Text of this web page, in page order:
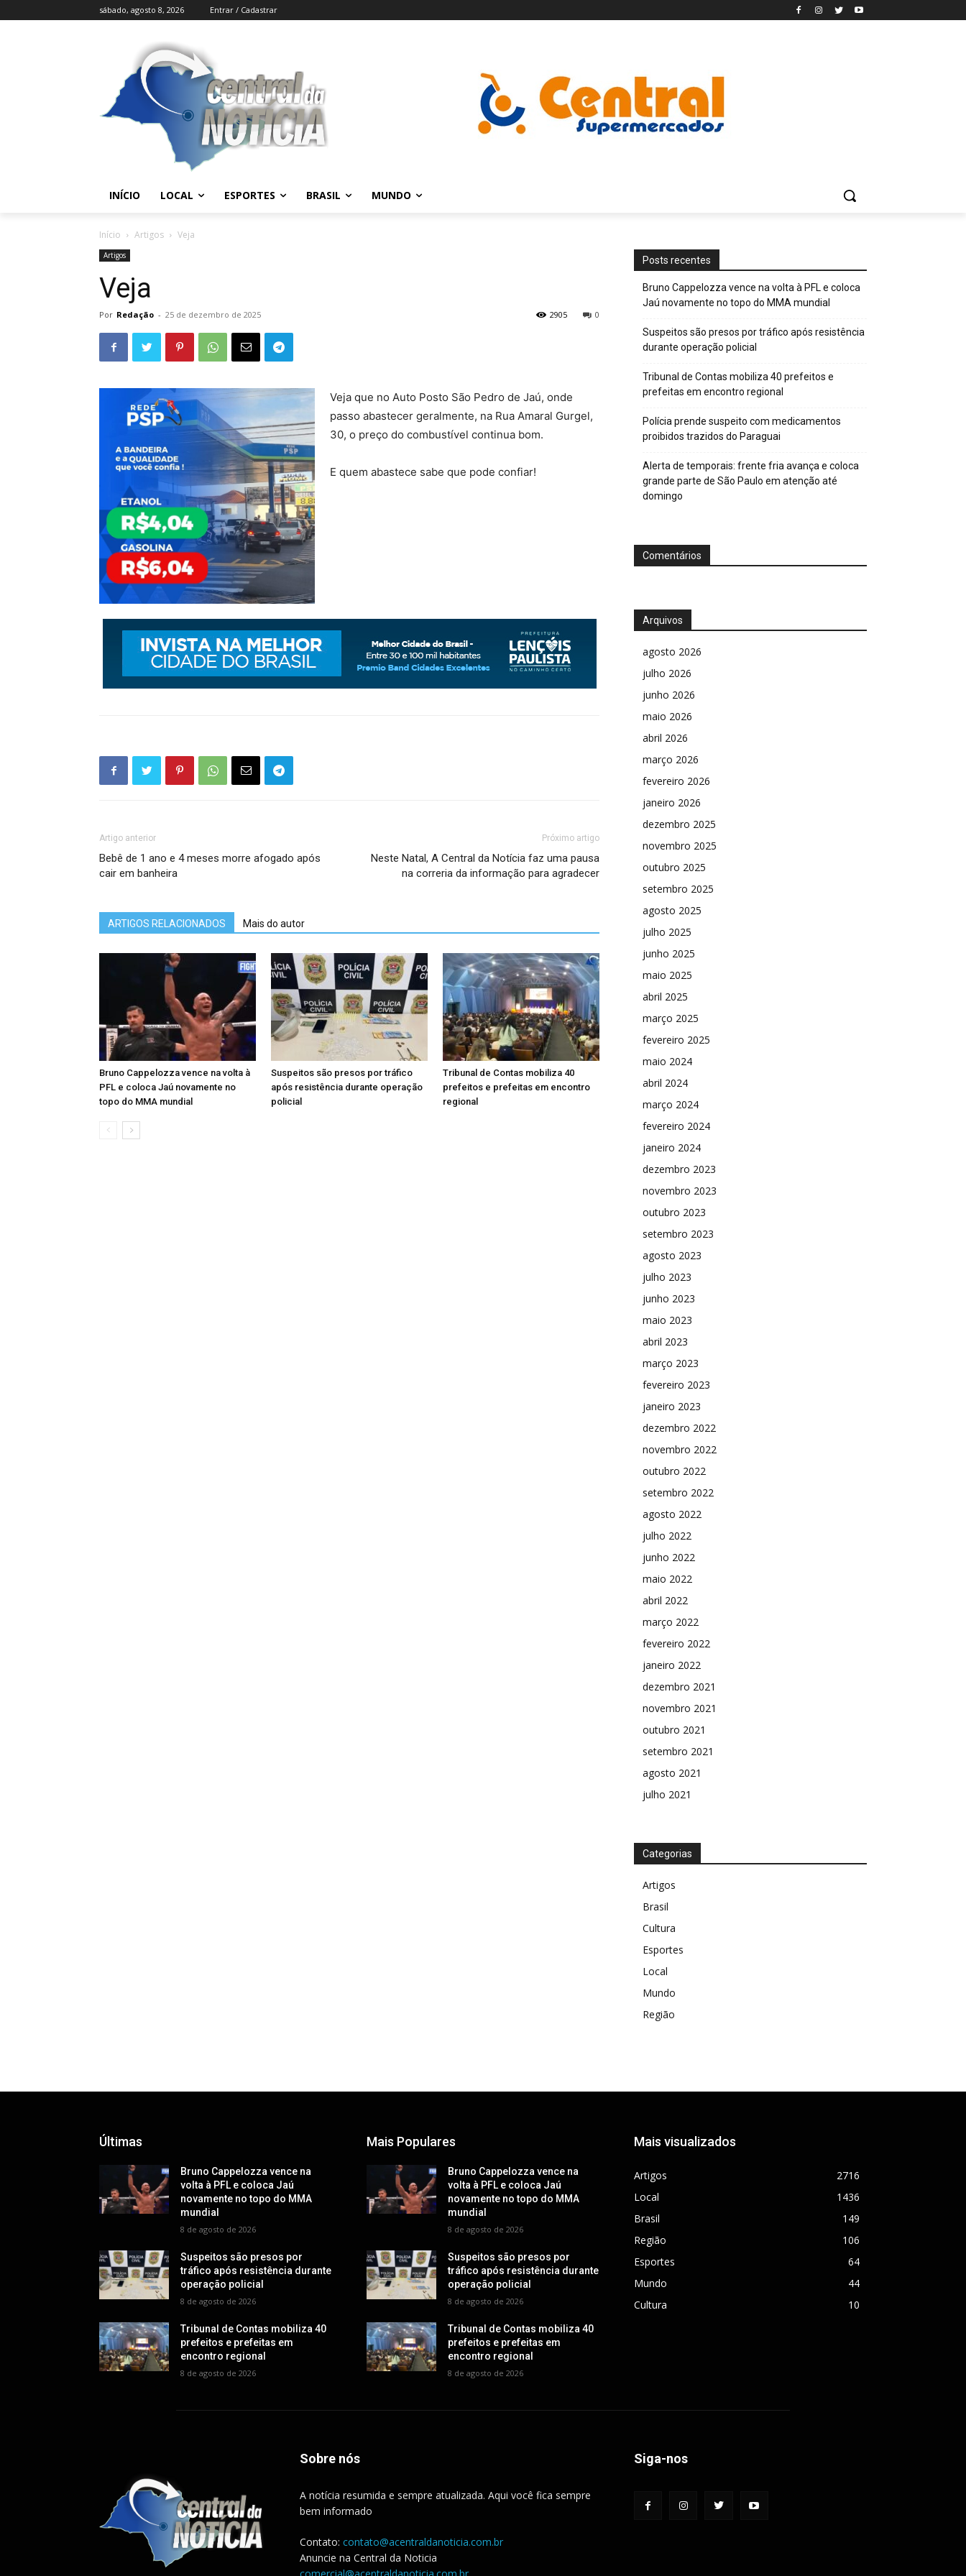
sábado, agosto 8, 2026 Entrar / Cadastrar
INÍCIO LOCAL ESPORTES BRASIL MUNDO
Início Artigos Veja
Artigos
Veja
Por Redação - 25 de dezembro de 2025 0
2905
Veja que no Auto Posto São Pedro de Jaú, onde
passo abastecer geralmente, na Rua Amaral Gurgel,
30, o preço do combustível continua bom.
E quem abastece sabe que pode confiar!
Artigo anterior
Bebê de 1 ano e 4 meses morre afogado após
cair em banheira
Próximo artigo
Neste Natal, A Central da Notícia faz uma pausa
na correria da informação para agradecer
ARTIGOS RELACIONADOS Mais do autor
Bruno Cappelozza vence na volta à
PFL e coloca Jaú novamente no
topo do MMA mundial
Suspeitos são presos por tráfico
após resistência durante operação
policial
Tribunal de Contas mobiliza 40
prefeitos e prefeitas em encontro
regional
Posts recentes
Bruno Cappelozza vence na volta à PFL e coloca
Jaú novamente no topo do MMA mundial
Suspeitos são presos por tráfico após resistência
durante operação policial
Tribunal de Contas mobiliza 40 prefeitos e
prefeitas em encontro regional
Polícia prende suspeito com medicamentos
proibidos trazidos do Paraguai
Alerta de temporais: frente fria avança e coloca
grande parte de São Paulo em atenção até
domingo
Comentários
Arquivos
agosto 2026
julho 2026
junho 2026
maio 2026
abril 2026
março 2026
fevereiro 2026
janeiro 2026
dezembro 2025
novembro 2025
outubro 2025
setembro 2025
agosto 2025
julho 2025
junho 2025
maio 2025
abril 2025
março 2025
fevereiro 2025
maio 2024
abril 2024
março 2024
fevereiro 2024
janeiro 2024
dezembro 2023
novembro 2023
outubro 2023
setembro 2023
agosto 2023
julho 2023
junho 2023
maio 2023
abril 2023
março 2023
fevereiro 2023
janeiro 2023
dezembro 2022
novembro 2022
outubro 2022
setembro 2022
agosto 2022
julho 2022
junho 2022
maio 2022
abril 2022
março 2022
fevereiro 2022
janeiro 2022
dezembro 2021
novembro 2021
outubro 2021
setembro 2021
agosto 2021
julho 2021
Categorias
Artigos
Brasil
Cultura
Esportes
Local
Mundo
Região
Últimas
Bruno Cappelozza vence na
volta à PFL e coloca Jaú
novamente no topo do MMA
mundial
8 de agosto de 2026
Suspeitos são presos por
tráfico após resistência durante
operação policial
8 de agosto de 2026
Tribunal de Contas mobiliza 40
prefeitos e prefeitas em
encontro regional
8 de agosto de 2026
Mais Populares
Bruno Cappelozza vence na
volta à PFL e coloca Jaú
novamente no topo do MMA
mundial
8 de agosto de 2026
Suspeitos são presos por
tráfico após resistência durante
operação policial
8 de agosto de 2026
Tribunal de Contas mobiliza 40
prefeitos e prefeitas em
encontro regional
8 de agosto de 2026
Mais visualizados
Artigos
2716
Local
1436
Brasil
149
Região
106
Esportes
64
Mundo
44
Cultura
10
Sobre nós
A notícia resumida e sempre atualizada. Aqui você fica sempre
bem informado
Contato: contato@acentraldanoticia.com.br
Anuncie na Central da Noticia
Siga-nos